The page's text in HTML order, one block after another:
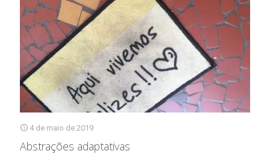
4 de maio de 2019
Abstrações adaptativas